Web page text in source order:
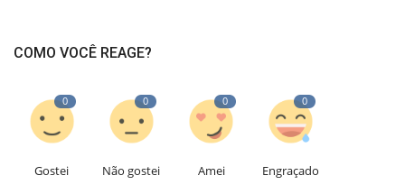
COMO VOCÊ REAGE?
0
Gostei
0
Não gostei
0
Amei
0
Engraçado